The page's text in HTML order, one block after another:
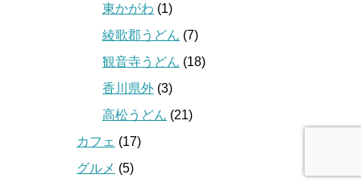
東かがわ (1)
綾歌郡うどん (7)
観音寺うどん (18)
香川県外 (3)
高松うどん (21)
カフェ (17)
グルメ (5)